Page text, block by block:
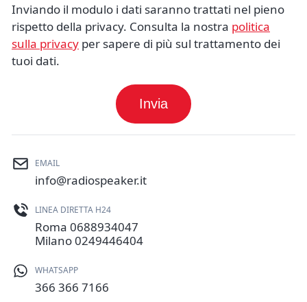
Inviando il modulo i dati saranno trattati nel pieno
rispetto della privacy. Consulta la nostra politica
sulla privacy per sapere di più sul trattamento dei
tuoi dati.
Invia
EMAIL
info@radiospeaker.it
LINEA DIRETTA H24
Roma 0688934047
Milano0249446404
WHATSAPP
366 366 7166